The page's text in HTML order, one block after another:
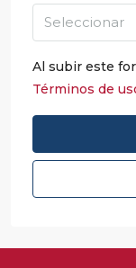
Seleccionar
Al subir este
Términos de